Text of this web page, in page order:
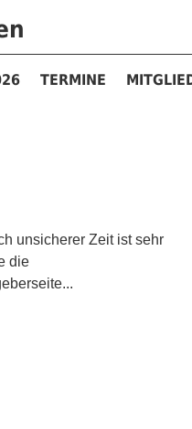
TERMINE
unsicherer Zeit ist sehr
die